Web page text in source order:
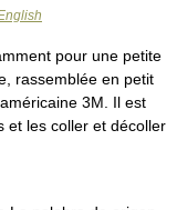
pour une petite
rassemblée en petit
3M. Il est
et les coller et décoller